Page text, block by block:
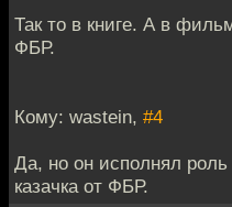
Так то в книге. А в
ФБР.
Кому: wastein, #4
Да, но он исполнял роль
казачка от ФБР.